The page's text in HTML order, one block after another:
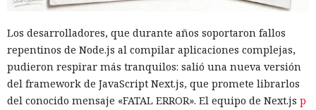
ahora un escenario similar
en sentido
inverso. La Administración del Ciberespacio de China
anunció el inicio de una revisión de los productos de la
estadounidense Palo Alto Networks que se venden en el
territorio del país, citando riesgos para la infraestructura
informática crítica y la seguridad nacional.
Los desarrolladores, que durante años soportaron fallos
repentinos de Node.js al compilar aplicaciones complejas,
pudieron respirar más tranquilos: salió una nueva versión
del framework de JavaScript Next.js, que promete librarlos
del conocido mensaje «FATAL ERROR». El equipo de Next.js p